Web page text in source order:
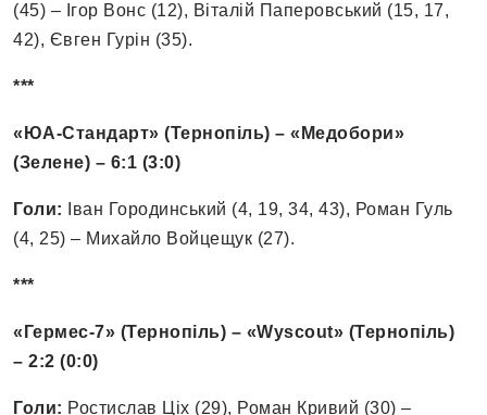
(45) – Ігор Вонс (12), Віталій Паперовський (15, 17,
42), Євген Гурін (35).
***
«ЮА-Стандарт» (Тернопіль) – «Медобори»
(Зелене) – 6:1 (3:0)
Голи: Іван Городинський (4, 19, 34, 43), Роман Гуль
(4, 25) – Михайло Войцещук (27).
***
«Гермес-7» (Тернопіль) – «Wyscout» (Тернопіль)
– 2:2 (0:0)
Голи: Ростислав Ціх (29), Роман Кривий (30) –